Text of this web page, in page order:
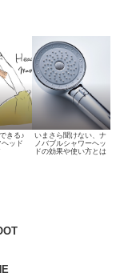
きる♪
ヘッド
いまさら聞けない、ナ
ノバブルシャワーヘッ
ドの効果や使い方とは